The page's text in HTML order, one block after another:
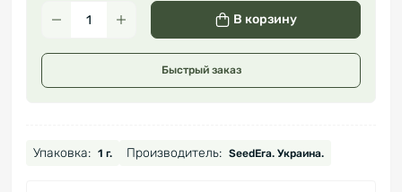
В корзину
Быстрый заказ
Упаковка: 1 г. Производитель: SeedEra. Украина.